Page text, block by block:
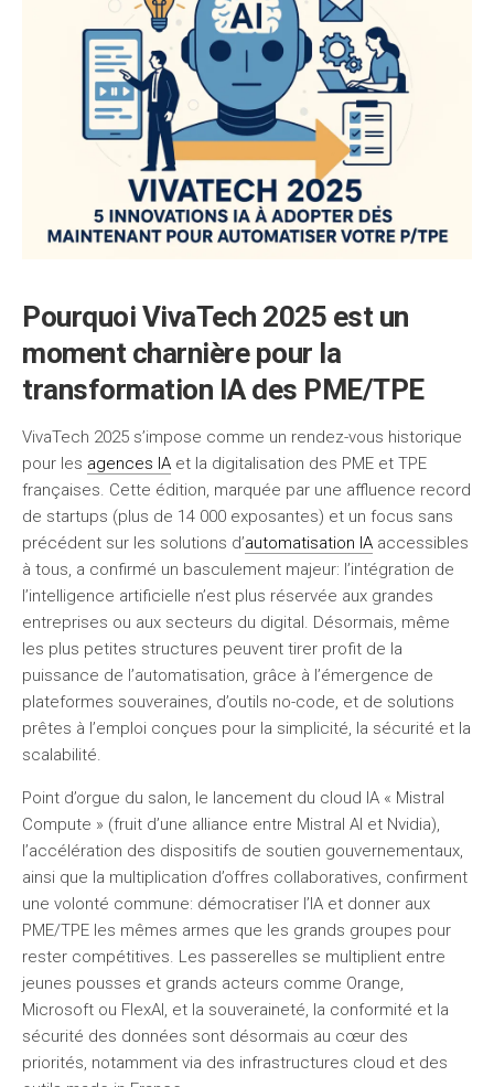
Pourquoi VivaTech 2025 est un
moment charnière pour la
transformation IA des PME/TPE
VivaTech 2025 s’impose comme un rendez-vous historique
pour les agences IA et la digitalisation des PME et TPE
françaises. Cette édition, marquée par une affluence record
de startups (plus de 14 000 exposantes) et un focus sans
précédent sur les solutions d’automatisation IA accessibles
à tous, a confirmé un basculement majeur: l’intégration de
l’intelligence artificielle n’est plus réservée aux grandes
entreprises ou aux secteurs du digital. Désormais, même
les plus petites structures peuvent tirer profit de la
puissance de l’automatisation, grâce à l’émergence de
plateformes souveraines, d’outils no-code, et de solutions
prêtes à l’emploi conçues pour la simplicité, la sécurité et la
scalabilité.
Point d’orgue du salon, le lancement du cloud IA « Mistral
Compute » (fruit d’une alliance entre Mistral AI et Nvidia),
l’accélération des dispositifs de soutien gouvernementaux,
ainsi que la multiplication d’offres collaboratives, confirment
une volonté commune: démocratiser l’IA et donner aux
PME/TPE les mêmes armes que les grands groupes pour
rester compétitives. Les passerelles se multiplient entre
jeunes pousses et grands acteurs comme Orange,
Microsoft ou FlexAI, et la souveraineté, la conformité et la
sécurité des données sont désormais au cœur des
priorités, notamment via des infrastructures cloud et des